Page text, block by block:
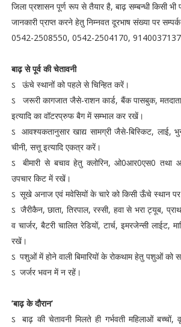
जिला प्रशासन पूर्ण रूप से तैयार है, बाढ़ सम्बन्धी किसी भी
जानकारी प्राप्त करने हेतु निम्नवत दूरभाष संख्या पर
0542-2508550, 0542-2504170,
बाढ़ से पूर्व की चेतावनी
ऽ ऊंचे स्थानों को पहले से चिन्हित करें।
ऽ जरूरी कागजात जैसे-राशन कार्ड, बैंक पासबुक,
इत्यादि का वॉटरप्रुफ बैग में सम्भाल कर रखें।
ऽ आवश्यकतानुसार खाद्य सामग्री जैसे-बिस्किट, लाई,
चीनी, सत्तू इत्यादि एकत्र करें।
ऽ बीमारी से बचाव हेतु क्लोरिन, ओ0आर0एस0 तथा
उपचार किट में रखें।
ऽ सूखे अनाज एवं मवेसियों के चारे को किसी ऊँचे स्थान पर
ऽ जैरीकैन, छाता, तिरपाल, रस्सी, हवा से भरा ट्यूब,
व चार्जर, बैटरी चालित रेडियों, टार्च, इमरजेन्सी लाईट,
रखें।
ऽ पशुओं में होने वाली बिमारियों के रोकथाम हेतु पशुओं को
ऽ जर्जर भवन में न रहें।
’बाढ़ के दौरान’
ऽ बाढ़ की चेतावनी मिलते ही गर्भवती महिलाओं बच्चों,